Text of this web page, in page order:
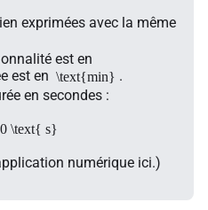
exprimées avec la même
est en
est en \text{min} .
en secondes :
\text{ s}
numérique ici.)